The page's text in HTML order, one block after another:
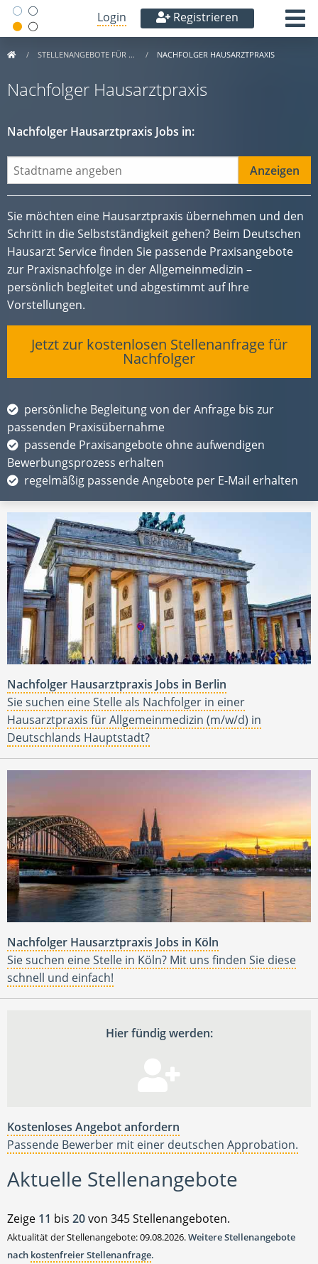
Login Registrieren
STELLENANGEBOTE FÜR … NACHFOLGER HAUSARZTPRAXIS
Nachfolger Hausarztpraxis
Nachfolger Hausarztpraxis Jobs in:
Sie möchten eine Hausarztpraxis übernehmen und den
Schritt in die Selbstständigkeit gehen? Beim Deutschen
Hausarzt Service finden Sie passende Praxisangebote
zur Praxisnachfolge in der Allgemeinmedizin –
persönlich begleitet und abgestimmt auf Ihre
Vorstellungen.
Jetzt zur kostenlosen Stellenanfrage für
Nachfolger
persönliche Begleitung von der Anfrage bis zur
passenden Praxisübernahme
passende Praxisangebote ohne aufwendigen
Bewerbungsprozess erhalten
regelmäßig passende Angebote per E-Mail erhalten
Nachfolger Hausarztpraxis Jobs in Berlin
Sie suchen eine Stelle als Nachfolger in einer
Hausarztpraxis für Allgemeinmedizin (m/w/d) in
Deutschlands Hauptstadt?
Nachfolger Hausarztpraxis Jobs in Köln
Sie suchen eine Stelle in Köln? Mit uns finden Sie diese
schnell und einfach!
Hier fündig werden:
Kostenloses Angebot anfordern
Passende Bewerber mit einer deutschen Approbation.
Aktuelle Stellenangebote
Zeige 11 bis 20von 345 Stellenangeboten.
Aktualität der Stellenangebote: 09.08.2026.Weitere Stellenangebote
nach kostenfreier Stellenanfrage.